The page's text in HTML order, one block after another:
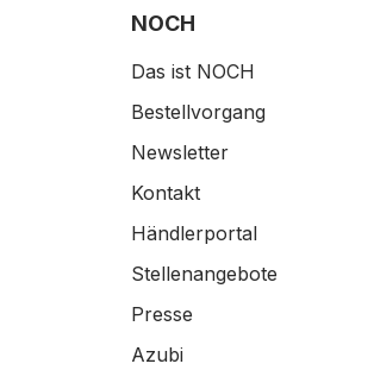
NOCH
Das ist NOCH
Bestellvorgang
Newsletter
Kontakt
Händlerportal
Stellenangebote
Presse
Azubi